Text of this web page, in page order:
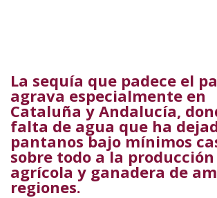
La sequía que padece el
agrava especialmente en
Cataluña y Andalucía,
falta de agua que ha
pantanos bajo mínimos
sobre todo a la producción
agrícola y ganadera de
regiones.